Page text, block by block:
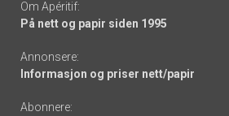
Om Apéritif:
På nett og papir siden 1995
Annonsere:
Informasjon og priser nett/papir
Abonnere: